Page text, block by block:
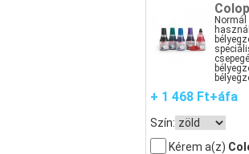
+ 1 468 Ft+áfa
Szín:
Kérem a(z)